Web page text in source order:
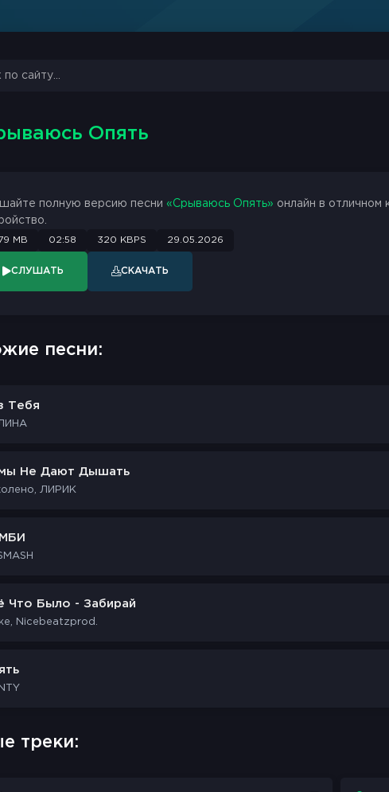
Опять
полную версию песни «Срываюсь Опять» онлайн в отличном
MB 02:58 320 KBPS 29.05.2026
СЛУШАТЬ СКАЧАТЬ
песни:
Тебя
Не Дают Дышать
ЛИРИК
Что Было - Забирай
Nicebeatzprod.
треки: